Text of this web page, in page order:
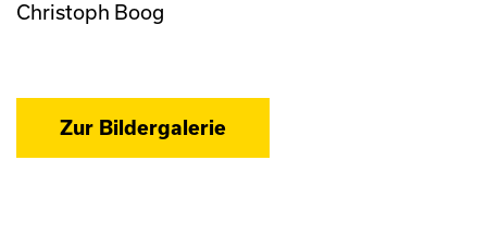
Christoph Boog
Zur Bildergalerie